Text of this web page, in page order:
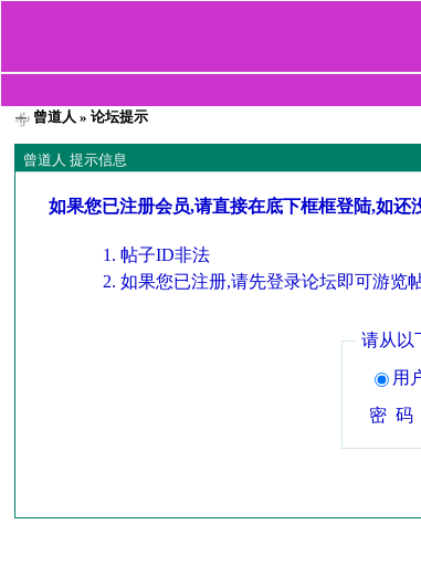
曾道人 » 论坛提示
曾道人 提示信息
如果您已注册会员,请直接在底下框框登陆,如还
帖子ID非法
如果您已注册,请先登录论坛即可游览
请从以
用
密 码